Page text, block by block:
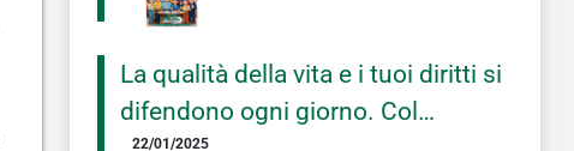
La qualità della vita e i tuoi diritti si
difendono ogni giorno. Col
22/01/2025